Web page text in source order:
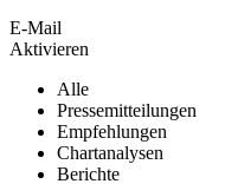
E-Mail
Aktivieren
Alle
Pressemitteilungen
Empfehlungen
Chartanalysen
Berichte